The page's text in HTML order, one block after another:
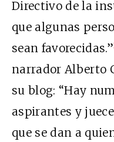
Directivo de la
que algunas
sean favorecidas.”
narrador Alberto
su blog: “Hay
aspirantes y
que se dan a